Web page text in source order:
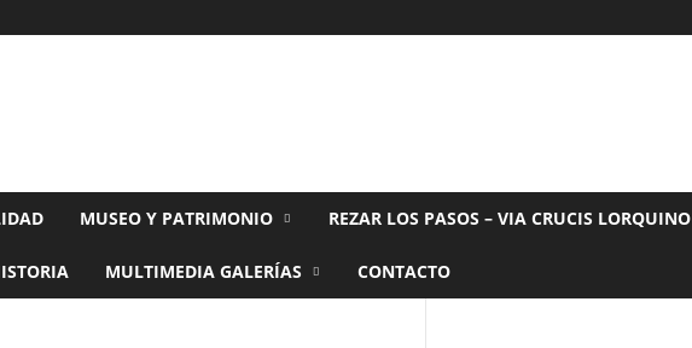
MUSEO Y PATRIMONIO REZAR LOS PASOS – VIA CRUCIS LORQUINO
MULTIMEDIA GALERÍAS CONTACTO